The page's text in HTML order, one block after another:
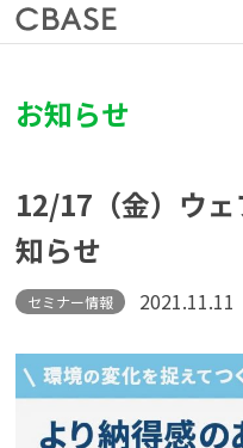
導入事例
セミナー情報
HRコラム
お知らせ
お知らせ
12/17（金）ウ
知らせ
セミナー情報 2021.11.11